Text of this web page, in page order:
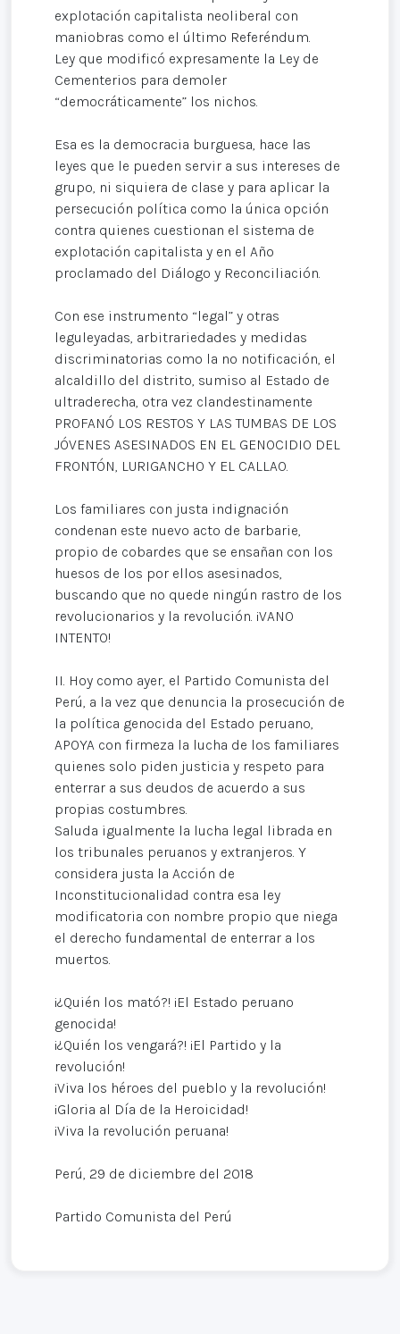
explotación capitalista neoliberal con
maniobras como el último Referéndum.
Ley que modificó expresamente la Ley de
Cementerios para demoler
“democráticamente” los nichos.
Esa es la democracia burguesa, hace las
leyes que le pueden servir a sus intereses de
grupo, ni siquiera de clase y para aplicar la
persecución política como la única opción
contra quienes cuestionan el sistema de
explotación capitalista y en el Año
proclamado del Diálogo y Reconciliación.
Con ese instrumento “legal” y otras
leguleyadas, arbitrariedades y medidas
discriminatorias como la no notificación, el
alcaldillo del distrito, sumiso al Estado de
ultraderecha, otra vez clandestinamente
PROFANÓ LOS RESTOS Y LAS TUMBAS DE LOS
JÓVENES ASESINADOS EN EL GENOCIDIO DEL
FRONTÓN, LURIGANCHO Y EL CALLAO.
Los familiares con justa indignación
condenan este nuevo acto de barbarie,
propio de cobardes que se ensañan con los
huesos de los por ellos asesinados,
buscando que no quede ningún rastro de los
revolucionarios y la revolución. ¡VANO
INTENTO!
II. Hoy como ayer, el Partido Comunista del
Perú, a la vez que denuncia la prosecución de
la política genocida del Estado peruano,
APOYA con firmeza la lucha de los familiares
quienes solo piden justicia y respeto para
enterrar a sus deudos de acuerdo a sus
propias costumbres.
Saluda igualmente la lucha legal librada en
los tribunales peruanos y extranjeros. Y
considera justa la Acción de
Inconstitucionalidad contra esa ley
modificatoria con nombre propio que niega
el derecho fundamental de enterrar a los
muertos.
¡¿Quién los mató?! ¡El Estado peruano
genocida!
¡¿Quién los vengará?! ¡El Partido y la
revolución!
¡Viva los héroes del pueblo y la revolución!
¡Gloria al Día de la Heroicidad!
¡Viva la revolución peruana!
Perú, 29 de diciembre del 2018
Partido Comunista del Perú